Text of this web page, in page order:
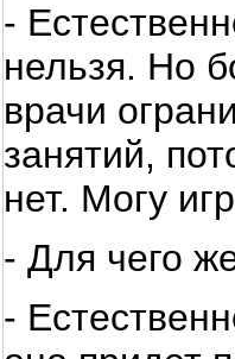
-
нельзя. Но
врачи
занятий,
нет. Могу
- Для чего
-